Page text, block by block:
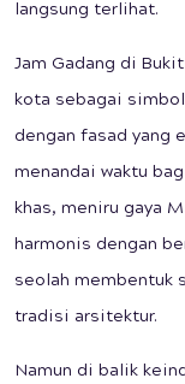
langsung terlihat.
Jam Gadang di
kota sebagai
dengan fasad yang
menandai waktu
khas, meniru gaya
harmonis dengan
seolah membentuk
tradisi arsitektur.
Namun di balik